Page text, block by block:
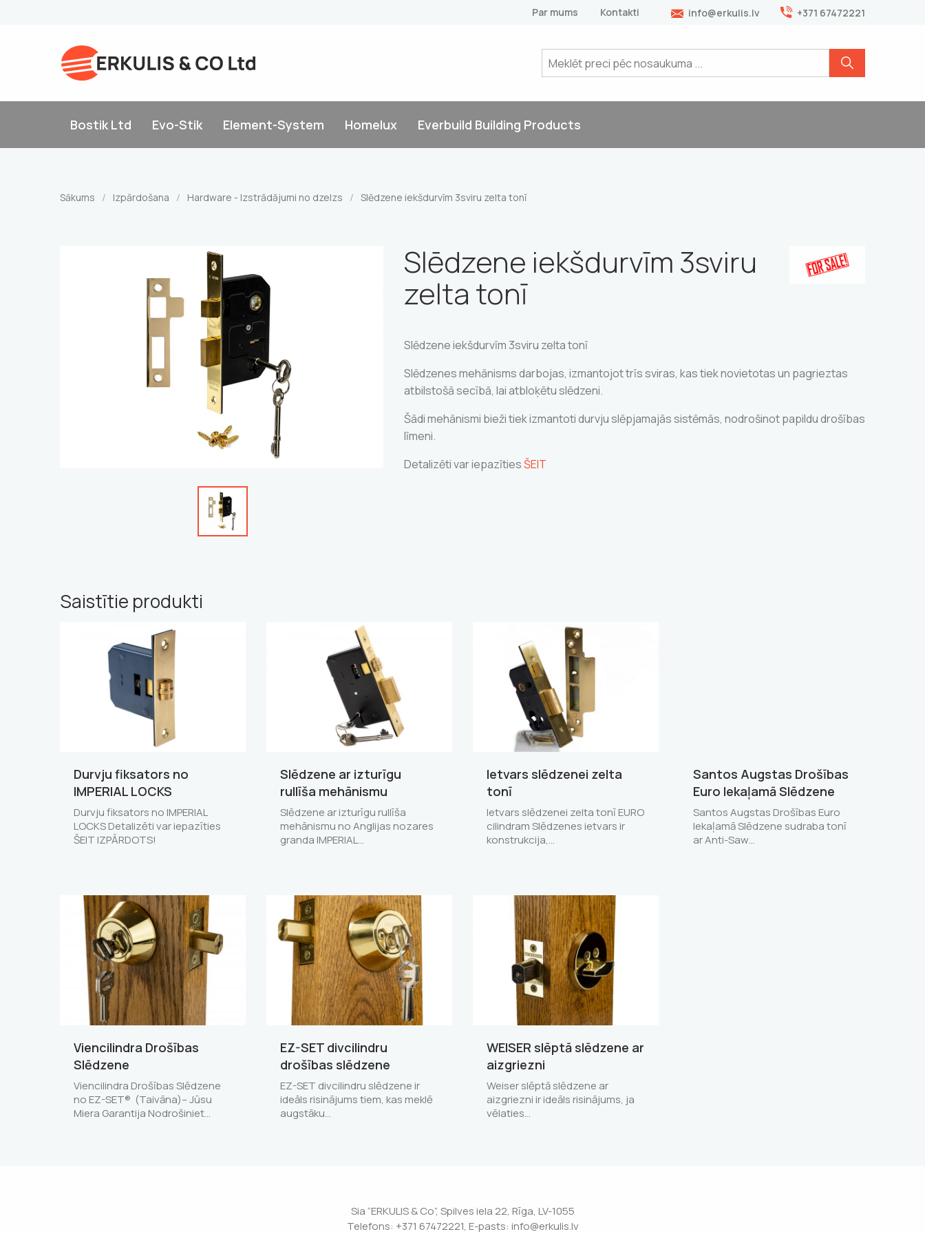
Par mums Kontakti info@erkulis.lv +371 67472221
Bostik Ltd Evo-Stik Element-System Homelux Everbuild Building Products
Sākums / Izpārdošana / Hardware - Izstrādājumi no dzelzs / Slēdzene iekšdurvīm 3sviru zelta tonī
Slēdzene iekšdurvīm 3sviru
zelta tonī
Slēdzene iekšdurvīm 3sviru zelta tonī
Slēdzenes mehānisms darbojas, izmantojot trīs sviras, kas tiek novietotas un pagrieztas
atbilstošā secībā, lai atbloķētu slēdzeni.
Šādi mehānismi bieži tiek izmantoti durvju slēpjamajās sistēmās, nodrošinot papildu drošības
līmeni.
Detalizēti var iepazītiesŠEIT
Saistītie produkti
Durvju fiksators no
IMPERIAL LOCKS
Durvju fiksators no IMPERIAL
LOCKS Detalizēti var iepazīties
ŠEIT IZPĀRDOTS!
Slēdzene ar izturīgu
rullīša mehānismu
Slēdzene ar izturīgu rullīša
mehānismu no Anglijas nozares
granda IMPERIAL…
Ietvars slēdzenei zelta
tonī
Ietvars slēdzenei zelta tonī EURO
cilindram Slēdzenes ietvars ir
konstrukcija,…
Santos Augstas Drošības
Euro Iekaļamā Slēdzene
Santos Augstas Drošības Euro
Iekaļamā Slēdzene sudraba tonī
ar Anti-Saw…
Viencilindra Drošības
Slēdzene
Viencilindra Drošības Slēdzene
no EZ-SET® (Taivāna)– Jūsu
Miera Garantija Nodrošiniet…
EZ-SET divcilindru
drošības slēdzene
EZ-SET divcilindru slēdzene ir
ideāls risinājums tiem, kas meklē
augstāku…
WEISER slēptā slēdzene ar
aizgriezni
Weiser slēptā slēdzene ar
aizgriezni ir ideāls risinājums, ja
vēlaties…
Sia “ERKULIS & Co”, Spilves iela 22, Rīga, LV-1055
Telefons: +371 67472221, E-pasts: info@erkulis.lv